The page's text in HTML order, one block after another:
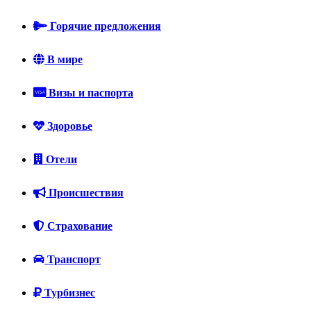
Горячие предложения
В мире
Визы и паспорта
Здоровье
Отели
Происшествия
Страхование
Транспорт
Турбизнес